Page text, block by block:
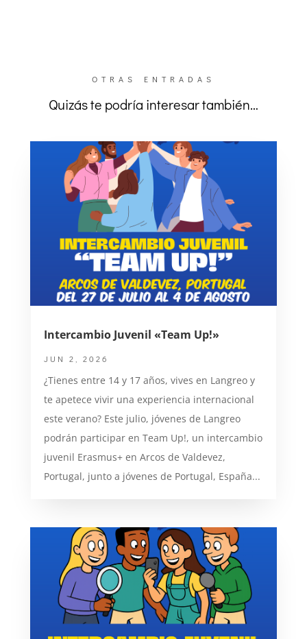
OTRAS ENTRADAS
Quizás te podría interesar también…
Intercambio Juvenil «Team Up!»
JUN 2, 2026
¿Tienes entre 14 y 17 años, vives en Langreo y
te apetece vivir una experiencia internacional
este verano? Este julio, jóvenes de Langreo
podrán participar en Team Up!, un intercambio
juvenil Erasmus+ en Arcos de Valdevez,
Portugal, junto a jóvenes de Portugal, España...